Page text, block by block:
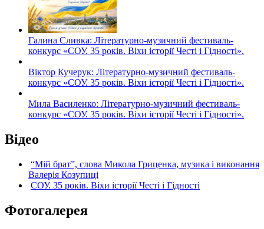
Галина Сливка: Літературно-музичний фестиваль-
конкурс «СОУ. 35 років. Віхи історії Честі і Гідності».
Віктор Кучерук: Літературно-музичний фестиваль-
конкурс «СОУ. 35 років. Віхи історії Честі і Гідності».
Мила Василенко: Літературно-музичний фестиваль-
конкурс «СОУ. 35 років. Віхи історії Честі і Гідності».
Відео
“Мій брат”, слова Микола Гриценка, музика і виконання
Валерія Козупиці
СОУ. 35 років. Віхи історії Честі і Гідності
Фотогалерея